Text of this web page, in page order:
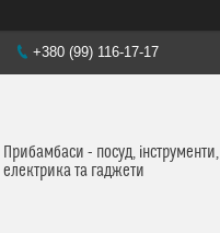
+380 (99) 116-17-17
Прибамбаси - посуд, інструменти,
електрика та гаджети